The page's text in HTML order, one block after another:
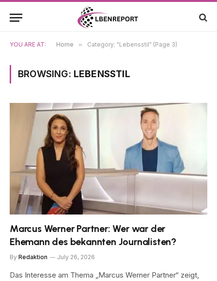
YOU ARE AT: Home » Category: "Lebensstil" (Page 3)
BROWSING: LEBENSSTIL
Marcus Werner Partner: Wer war der
Ehemann des bekannten Journalisten?
By Redaktion July 26, 2026
Das Interesse am Thema „Marcus Werner Partner“ zeigt,